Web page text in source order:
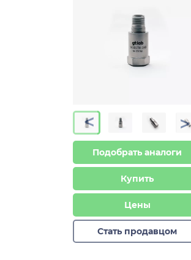
> >
Подобрать аналоги
Купить
Цены
Стать продавцом